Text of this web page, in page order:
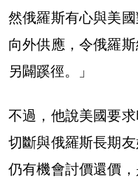
然俄羅斯有心與美
向外供應，令俄羅
另闢蹊徑。」
不過，他說美國要
切斷與俄羅斯長期
仍有機會討價還價